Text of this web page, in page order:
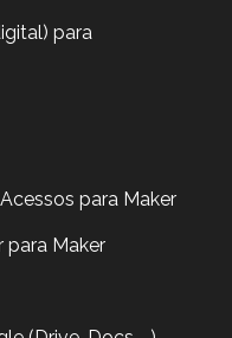
para
para Maker
para Maker